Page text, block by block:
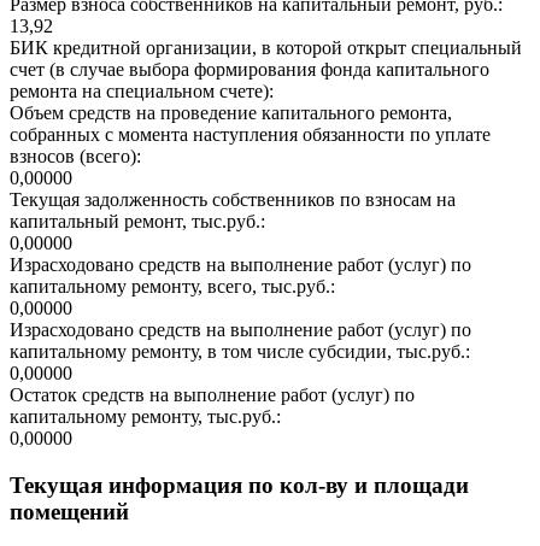
13,92
БИК кредитной организации, в которой открыт специальный
счет (в случае выбора формирования фонда капитального
ремонта на специальном счете):
Объем средств на проведение капитального ремонта,
собранных с момента наступления обязанности по уплате
взносов (всего):
0,00000
Текущая задолженность собственников по взносам на
капитальный ремонт, тыс.руб.:
0,00000
Израсходовано средств на выполнение работ (услуг) по
капитальному ремонту, всего, тыс.руб.:
0,00000
Израсходовано средств на выполнение работ (услуг) по
капитальному ремонту, в том числе субсидии, тыс.руб.:
0,00000
Остаток средств на выполнение работ (услуг) по
капитальному ремонту, тыс.руб.:
0,00000
Текущая информация по кол-ву и площади
помещений